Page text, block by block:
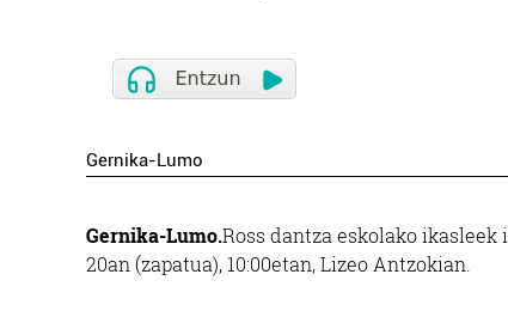
Gernika-Lumo
Gernika-Lumo.Ross dantza eskolako
20an (zapatua), 10:00etan, Lizeo Antzokian.